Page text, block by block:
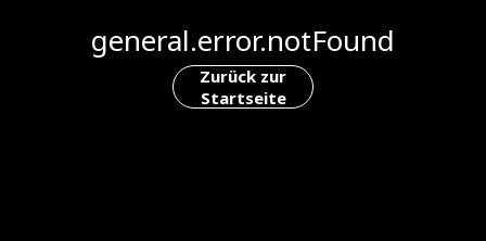
general.error.notFound
Zurück zur
Startseite